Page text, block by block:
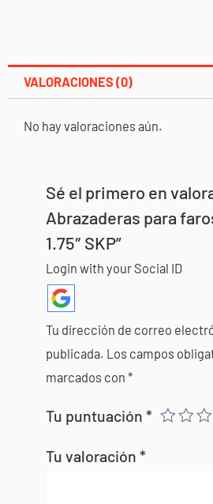
VALORACIONES (0)
No hay valoraciones aún.
Sé el primero en
Abrazaderas para
1.75″ SKP”
Login with your Social ID
Tu dirección de correo
publicada. Los campos
marcados con*
Tu puntuación*
Tu valoración*